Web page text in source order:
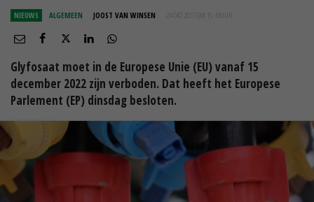
NIEUWS ALGEMEEN JOOST VAN WINSEN 24 OKT 2017 OM 15:43
Glyfosaat moet in de Europese Unie (EU) vanaf 15
december 2022 zijn verboden. Dat heeft het Europese
Parlement (EP) dinsdag besloten.